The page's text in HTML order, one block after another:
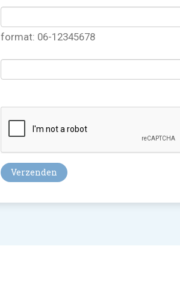
format: 06-12345678
Verzenden